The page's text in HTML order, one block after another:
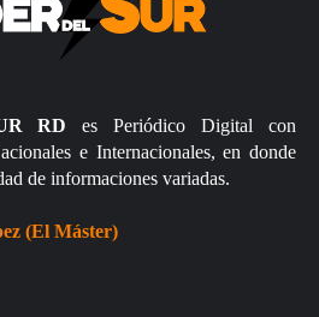
RD es Periódico Digital con
e Internacionales, en donde
de informaciones variadas.
(El Máster)